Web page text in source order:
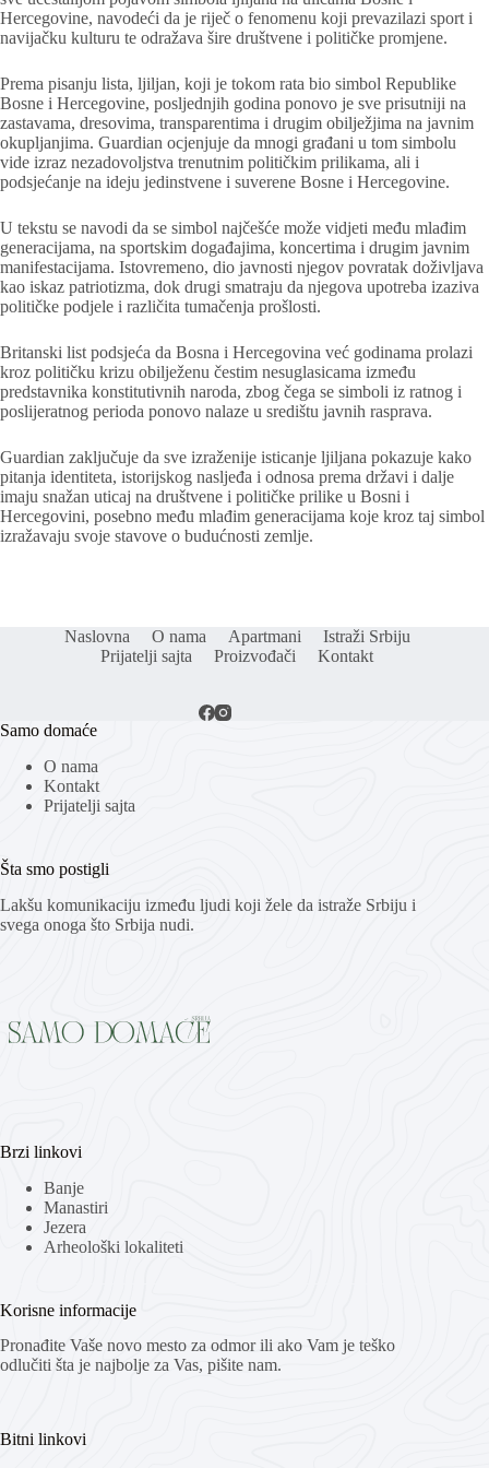
Hercegovine, navodeći da je riječ o fenomenu koji prevazilazi sport i
navijačku kulturu te odražava šire društvene i političke promjene.
Prema pisanju lista, ljiljan, koji je tokom rata bio simbol Republike
Bosne i Hercegovine, posljednjih godina ponovo je sve prisutniji na
zastavama, dresovima, transparentima i drugim obilježjima na javnim
okupljanjima. Guardian ocjenjuje da mnogi građani u tom simbolu
vide izraz nezadovoljstva trenutnim političkim prilikama, ali i
podsjećanje na ideju jedinstvene i suverene Bosne i Hercegovine.
U tekstu se navodi da se simbol najčešće može vidjeti među mlađim
generacijama, na sportskim događajima, koncertima i drugim javnim
manifestacijama. Istovremeno, dio javnosti njegov povratak doživljava
kao iskaz patriotizma, dok drugi smatraju da njegova upotreba izaziva
političke podjele i različita tumačenja prošlosti.
Britanski list podsjeća da Bosna i Hercegovina već godinama prolazi
kroz političku krizu obilježenu čestim nesuglasicama između
predstavnika konstitutivnih naroda, zbog čega se simboli iz ratnog i
poslijeratnog perioda ponovo nalaze u središtu javnih rasprava.
Guardian zaključuje da sve izraženije isticanje ljiljana pokazuje kako
pitanja identiteta, istorijskog nasljeđa i odnosa prema državi i dalje
imaju snažan uticaj na društvene i političke prilike u Bosni i
Hercegovini, posebno među mlađim generacijama koje kroz taj simbol
izražavaju svoje stavove o budućnosti zemlje.
Naslovna O nama Apartmani
Istraži Srbiju
Prijatelji sajta
Proizvođači Kontakt
Samo domaće
O nama
Kontakt
Prijatelji sajta
Šta smo postigli
Lakšu komunikaciju između ljudi koji žele da istraže Srbiju i
svega onoga što Srbija nudi.
Brzi linkovi
Banje
Manastiri
Jezera
Arheološki lokaliteti
Korisne informacije
Pronađite Vaše novo mesto za odmor ili ako Vam je teško
odlučiti šta je najbolje za Vas, pišite nam.
Bitni linkovi